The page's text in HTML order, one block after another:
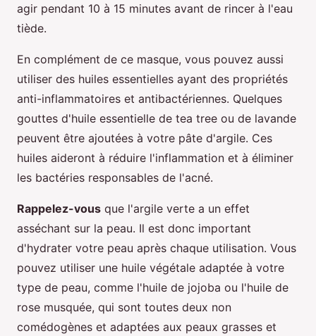
agir pendant 10 à 15 minutes avant de rincer à l'eau
tiède.
En complément de ce masque, vous pouvez aussi
utiliser des huiles essentielles ayant des propriétés
anti-inflammatoires et antibactériennes. Quelques
gouttes d'huile essentielle de tea tree ou de lavande
peuvent être ajoutées à votre pâte d'argile. Ces
huiles aideront à réduire l'inflammation et à éliminer
les bactéries responsables de l'acné.
Rappelez-vous que l'argile verte a un effet
asséchant sur la peau. Il est donc important
d'hydrater votre peau après chaque utilisation. Vous
pouvez utiliser une huile végétale adaptée à votre
type de peau, comme l'huile de jojoba ou l'huile de
rose musquée, qui sont toutes deux non
comédogènes et adaptées aux peaux grasses et